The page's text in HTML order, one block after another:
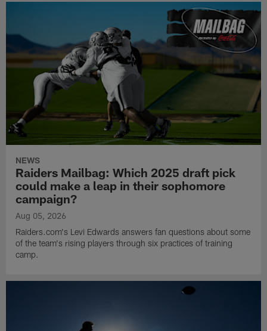
NEWS
Raiders Mailbag: Which 2025 draft pick
could make a leap in their sophomore
campaign?
Aug 05, 2026
Raiders.com's Levi Edwards answers fan questions about some
of the team's rising players through six practices of training
camp.